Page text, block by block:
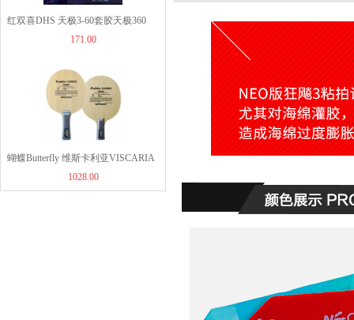
960.00
红双喜DHS 天极3-60套胶天极360
171.00
蝴蝶Butterfly 维斯卡利亚VISCARIA
30041/30044/24010蝴蝶王VIS芳碳纤
1028.00